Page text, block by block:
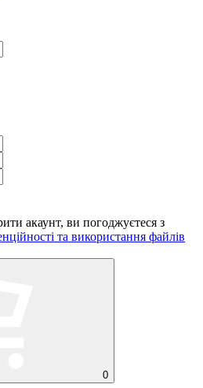
акаунт, ви погоджуєтеся з
та використання файлів
0